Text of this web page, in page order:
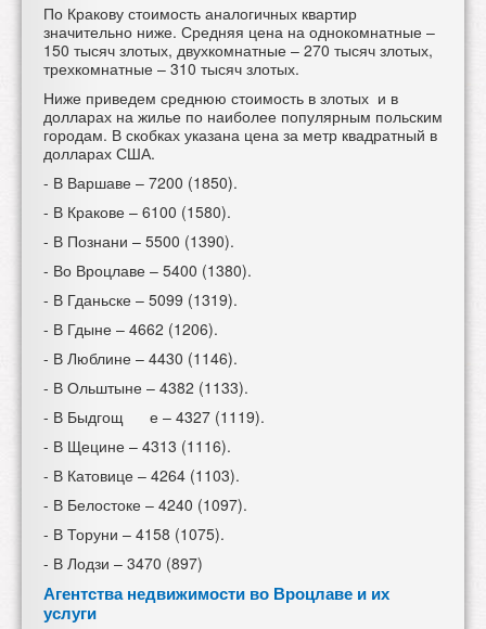
По Кракову стоимость аналогичных квартир
значительно ниже. Средняя цена на однокомнатные –
150 тысяч злотых, двухкомнатные – 270 тысяч злотых,
трехкомнатные – 310 тысяч злотых.
Ниже приведем среднюю стоимость в злотых и в
долларах на жилье по наиболее популярным польским
городам. В скобках указана цена за метр квадратный в
долларах США.
- В Варшаве – 7200 (1850).
- В Кракове – 6100 (1580).
- В Познани – 5500 (1390).
- Во Вроцлаве – 5400 (1380).
- В Гданьске – 5099 (1319).
- В Гдыне – 4662 (1206).
- В Люблине – 4430 (1146).
- В Ольштыне – 4382 (1133).
- В Быдгощ
е – 4327 (1119).
- В Щецине – 4313 (1116).
- В Катовице – 4264 (1103).
- В Белостоке – 4240 (1097).
- В Торуни – 4158 (1075).
- В Лодзи – 3470 (897)
Агентства недвижимости во Вроцлаве и их
услуги